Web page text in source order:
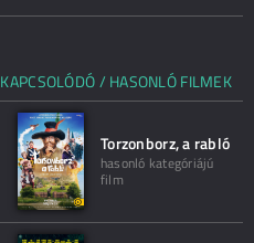
KAPCSOLÓDÓ / HASONLÓ FILMEK
Torzonborz, a rabló
hasonló kategóriájú
film